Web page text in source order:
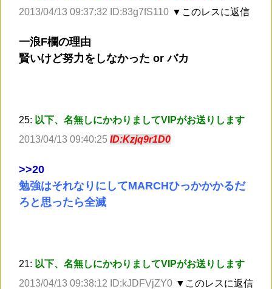
2013/04/13 09:37:32 ID:83g7fS110 ▼このレスに返信
一浪F欄の理由
賢いけど努力をしなかった or バカ
25: 以下、名無しにかわりましてVIPがお送りします
2013/04/13 09:40:25 ID:Kzjq9r1D0
>>20
勉強はそれなりにしてMARCHひっかかかるだ
ろと思ったら全滅
21: 以下、名無しにかわりましてVIPがお送りします
2013/04/13 09:38:12 ID:kJDFVjZY0 ▼このレスに返信